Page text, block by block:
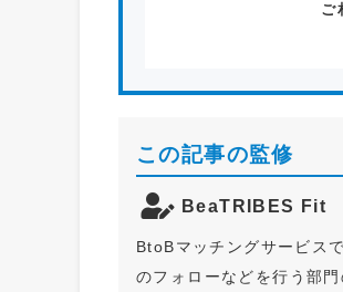
ご
この記事の監修
BeaTRIBES Fit
BtoBマッチングサービス
のフォローなどを行う部